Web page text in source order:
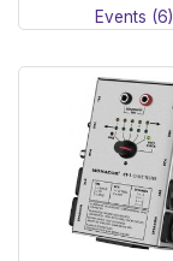
Events (6)